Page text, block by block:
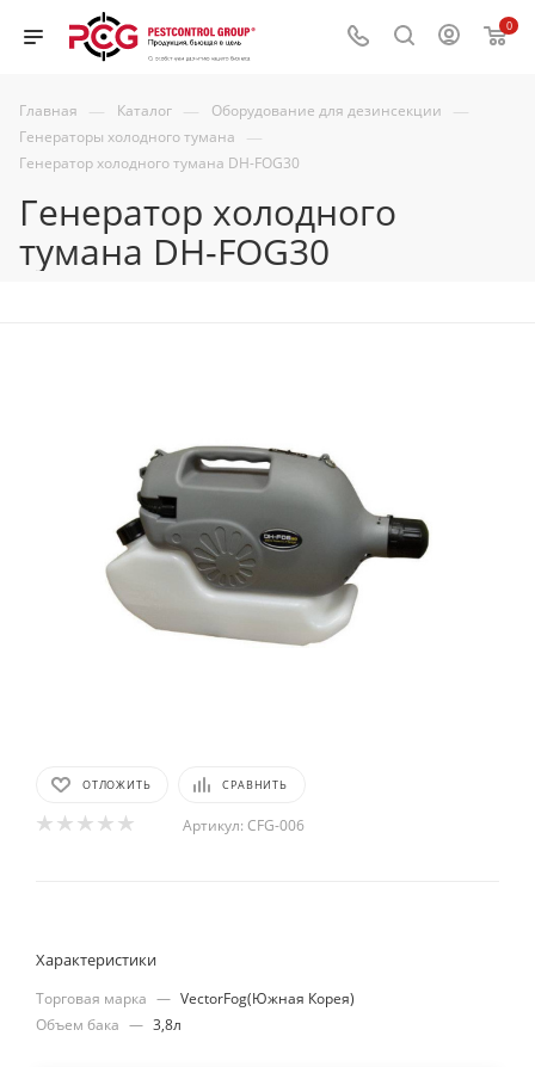
0
Главная — Каталог — Оборудование для дезинсекции —
Генераторы холодного тумана —
Генератор холодного тумана DH-FOG30
Генератор холодного
тумана DH-FOG30
ОТЛОЖИТЬ СРАВНИТЬ
Артикул: CFG-006
Характеристики
Торговая марка — VectorFog(Южная Корея)
Объем бака — 3,8л